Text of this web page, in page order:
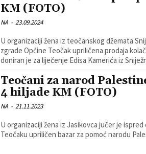
KM (FOTO)
NA - 23.09.2024
U organizaciji žena iz teočanskog džemata
zgrade Općine Teočak upriličena prodaja
doniran je za liječenje Edisa Kamerića iz
Teočani za narod
4 hiljade KM (FOTO)
NA - 21.11.2023
U organizaciji žena iz Jasikovca jučer je
Teočaku upriličen bazar za pomoć narodu